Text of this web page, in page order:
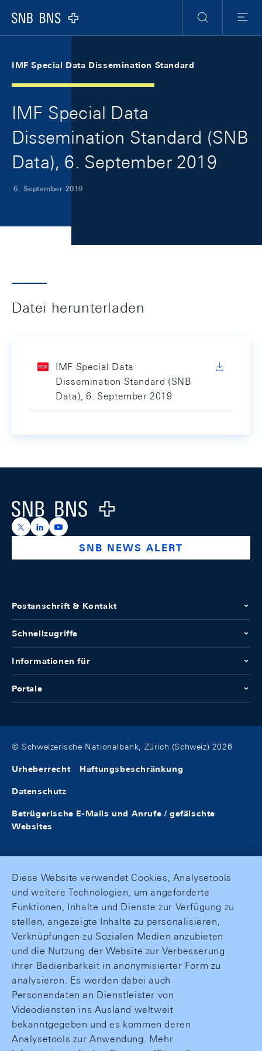
Logo
Suche
Menu
IMF Special Data Dissemination Standard
IMF Special Data
Dissemination Standard (SNB
Data), 6. September 2019
6. September 2019
Datei herunterladen
IMF Special Data
Dissemination Standard (SNB
Data), 6. September 2019
Logo
https://x.com/snb_bns
https://ch.linkedin.com/company/swiss-national-
https://www.youtube.com/@swissnationalbank
SNB NEWS ALERT
Postanschrift & Kontakt
Schnellzugriffe
Informationen für
Portale
© Schweizerische Nationalbank, Zürich (Schweiz) 2026
Urheberrecht Haftungsbeschränkung
Datenschutz
Betrügerische E-Mails und Anrufe / gefälschte
Websites
Diese Website verwendet Cookies, Analysetools
und weitere Technologien, um angeforderte
Funktionen, Inhalte und Dienste zur Verfügung zu
stellen, angezeigte Inhalte zu personalisieren,
Verknüpfungen zu Sozialen Medien anzubieten
und die Nutzung der Website zur Verbesserung
ihrer Bedienbarkeit in anonymisierter Form zu
analysieren. Es werden dabei auch
Personendaten an Dienstleister von
Videodiensten ins Ausland weltweit
bekanntgegeben und es kommen deren
Analysetools zur Anwendung. Mehr